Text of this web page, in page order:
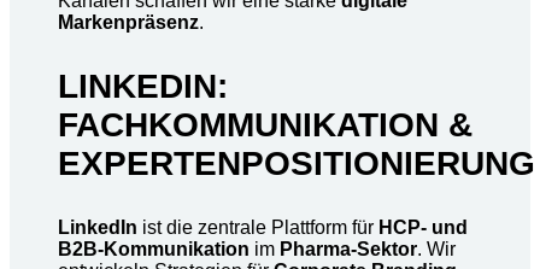
Markenpräsenz.
LINKEDIN:
FACHKOMMUNIKATION &
EXPERTENPOSITIONIERUNG
LinkedIn ist die zentrale Plattform für HCP- und
B2B-Kommunikation im Pharma-Sektor. Wir